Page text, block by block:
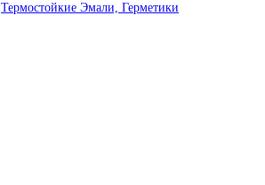
Термостойкие Эмали, Герметики